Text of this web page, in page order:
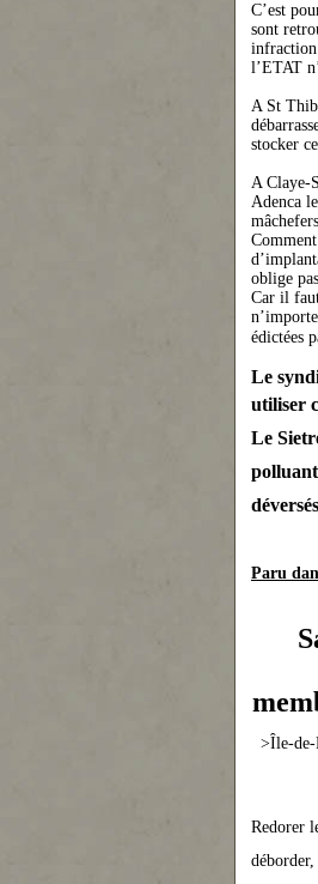
C’est
sont
infraction
l’ETAT
A St
stocker
A Claye-
Adenca
oblige
Car il
édictées
Le
utiliser
Le
Paru
>Île-de-
Redorer